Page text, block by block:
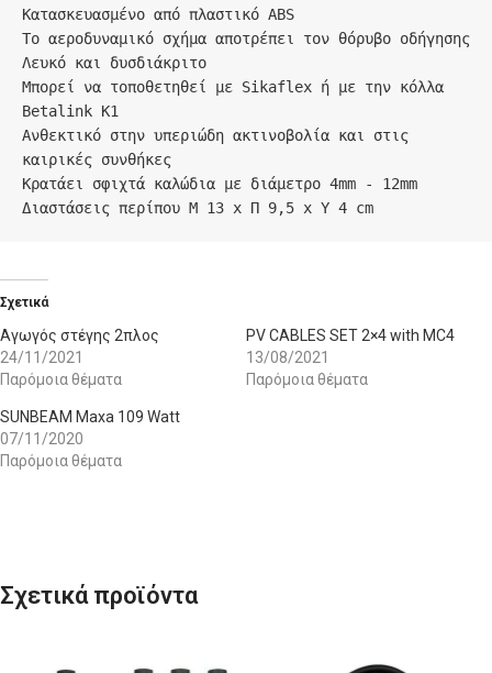
Κατασκευασμένο από πλαστικό ABS
Το αεροδυναμικό σχήμα αποτρέπει τον θόρυβο οδήγησης
Λευκό και δυσδιάκριτο
Μπορεί να τοποθετηθεί με Sikaflex ή με την κόλλα
Betalink K1
Ανθεκτικό στην υπεριώδη ακτινοβολία και στις
καιρικές συνθήκες
Κρατάει σφιχτά καλώδια με διάμετρο 4mm - 12mm
Διαστάσεις περίπου Μ 13 x Π 9,5 x Υ 4 cm
Σχετικά
Αγωγός στέγης 2πλος
24/11/2021
Παρόμοια θέματα
PV CABLES SET 2×4 with MC4
13/08/2021
Παρόμοια θέματα
SUNBEAM Maxa 109 Watt
07/11/2020
Παρόμοια θέματα
Σχετικά προϊόντα